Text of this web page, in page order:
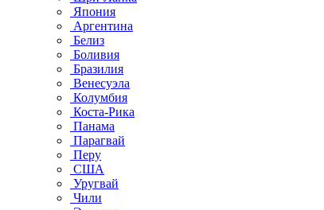
Япония
Аргентина
Белиз
Боливия
Бразилия
Венесуэла
Колумбия
Коста-Рика
Панама
Парагвай
Перу
США
Уругвай
Чили